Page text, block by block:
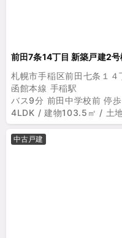
前田7条14丁目 新築戸建2号
札幌市手稲区前田七条１４
函館本線 手稲駅
バス9分 前田中学校前 停
4LDK / 建物103.5㎡ / 土
中古戸建